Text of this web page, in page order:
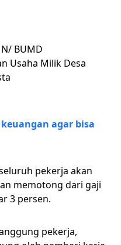
BUMD
Usaha Milik Desa
agar bisa
pekerja akan
memotong dari gaji
3 persen.
pekerja,